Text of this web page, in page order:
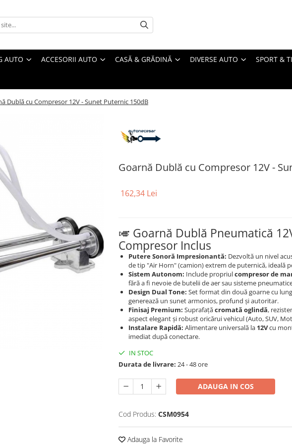
AUTO ACCESORII AUTO CASĂ & GRĂDINĂ DIVERSE AUTO SPORT &
Dublă cu Compresor 12V - Sunet Puternic 150dB
Goarnă Dublă cu Compresor 12V -
162,34 Lei
🎺 Goarnă Dublă Pneumatică
Compresor Inclus
Putere Sonoră Impresionantă: Dezvoltă un nivel
de tip "Air Horn" (camion) extrem de puternică, ideală
Sistem Autonom: Include propriulcompresor de
fără a fi nevoie de butelii de aer sau sisteme
Design Dual Tone: Set format din două goarne cu
generează un sunet armonios, profund și autoritar.
Finisaj Premium: Suprafațăcromată oglindă,
aspect elegant și robust oricărui vehicul (Auto, SUV,
Instalare Rapidă: Alimentare universală la 12Vcu
imediat după conectare.
IN STOC
Durata de livrare: 24 - 48 ore
ADAUGA IN COS
Cod Produs: CSM0954
Adauga la Favorite